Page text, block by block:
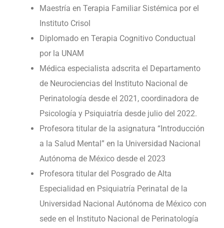
Maestría en Terapia Familiar Sistémica por el
Instituto Crisol
Diplomado en Terapia Cognitivo Conductual
por la UNAM
Médica especialista adscrita el Departamento
de Neurociencias del Instituto Nacional de
Perinatología desde el 2021, coordinadora de
Psicología y Psiquiatría desde julio del 2022.
Profesora titular de la asignatura “Introducción
a la Salud Mental” en la Universidad Nacional
Autónoma de México desde el 2023
Profesora titular del Posgrado de Alta
Especialidad en Psiquiatría Perinatal de la
Universidad Nacional Autónoma de México con
sede en el Instituto Nacional de Perinatología